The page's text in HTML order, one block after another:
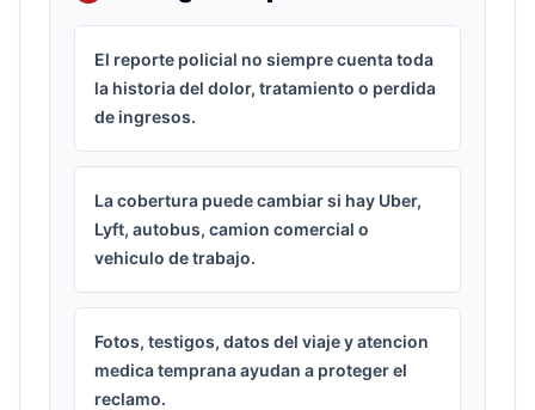
El reporte policial no siempre cuenta toda
la historia del dolor, tratamiento o perdida
de ingresos.
La cobertura puede cambiar si hay Uber,
Lyft, autobus, camion comercial o
vehiculo de trabajo.
Fotos, testigos, datos del viaje y atencion
medica temprana ayudan a proteger el
reclamo.